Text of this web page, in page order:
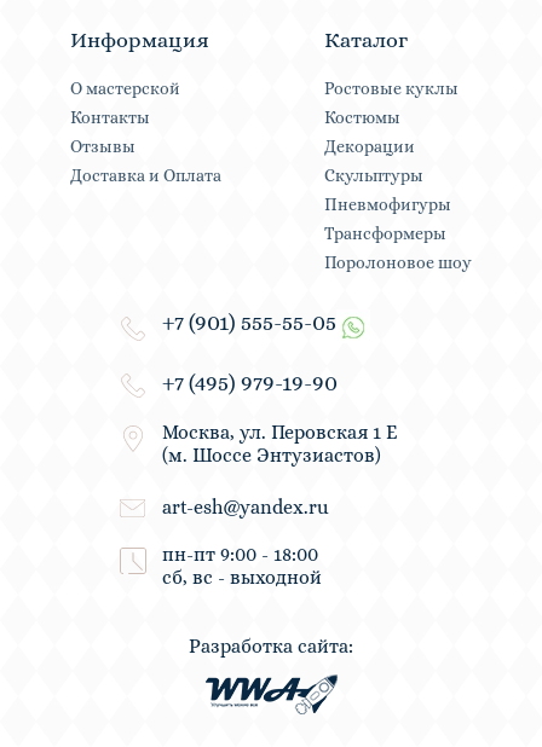
Информация
О мастерской
Контакты
Отзывы
Доставка и Оплата
Каталог
Ростовые куклы
Костюмы
Декорации
Скульптуры
Пневмофигуры
Трансформеры
Поролоновое шоу
+7 (901) 555-55-05
+7 (495) 979-19-90
Москва, ул. Перовская 1 Е
(м. Шоссе Энтузиастов)
art-esh@yandex.ru
пн-пт 9:00 - 18:00
сб, вс - выходной
Разработка сайта: